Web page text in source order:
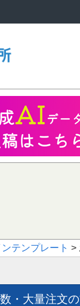
テンプレート >
・大量注文